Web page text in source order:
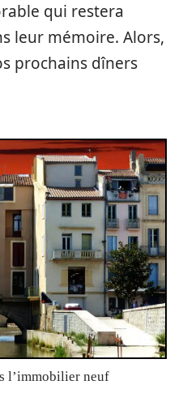
qui restera
leur mémoire. Alors,
prochains dîners
l’immobilier neuf